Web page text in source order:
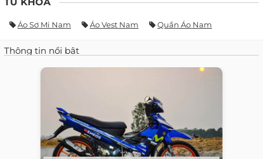
Áo Sơ Mi Nam Áo Vest Nam Quần Áo Nam
Thông tin nổi bật